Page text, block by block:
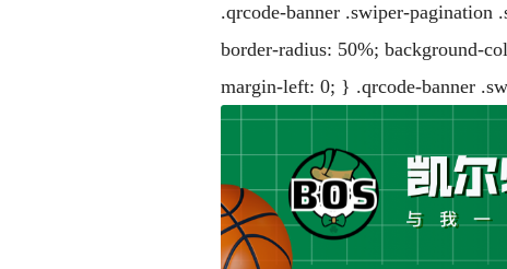
.qrcode-banner .swiper-
border-radius: 50%; background-
margin-left: 0; } .qrcode-banner